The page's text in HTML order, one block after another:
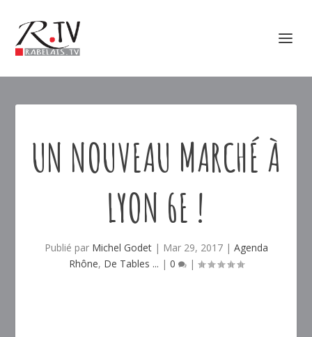
UN NOUVEAU MARCHÉ À
LYON 6E !
Publié par Michel Godet| Mar 29, 2017| Agenda
Rhône, De Tables ... | 0 |